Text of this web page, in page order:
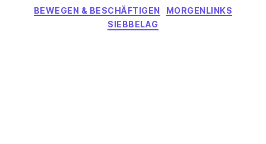
Kategorien
BEWEGEN & BESCHÄFTIGEN
MORGENLINKS
SIEBBELAG